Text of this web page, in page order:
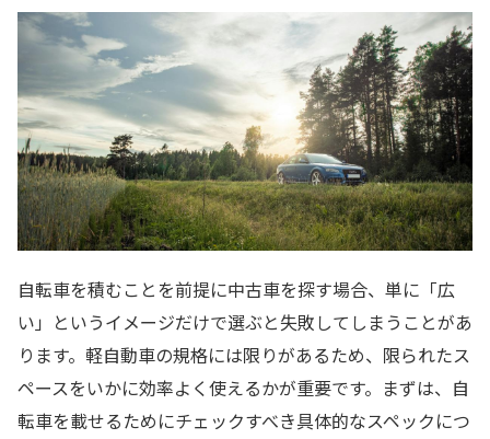
自転車を積むことを前提に中古車を探す場合、単に「広
い」というイメージだけで選ぶと失敗してしまうことがあ
ります。軽自動車の規格には限りがあるため、限られたス
ペースをいかに効率よく使えるかが重要です。まずは、自
転車を載せるためにチェックすべき具体的なスペックにつ